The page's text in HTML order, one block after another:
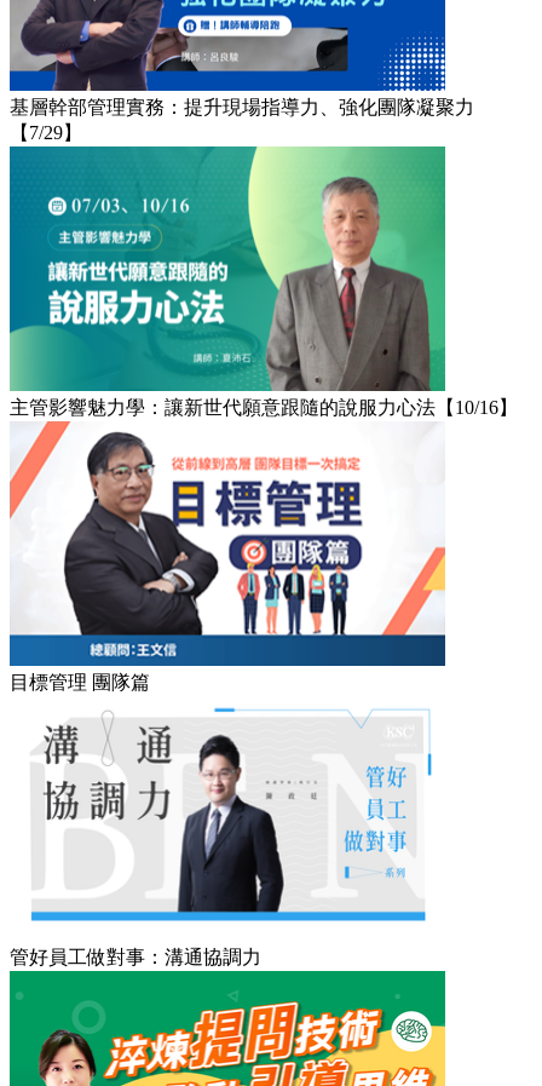
基層幹部管理實務：提升現場指導力、強化團隊凝聚力
【7/29】
主管影響魅力學：讓新世代願意跟隨的說服力心法【10/16】
目標管理 團隊篇
管好員工做對事：溝通協調力